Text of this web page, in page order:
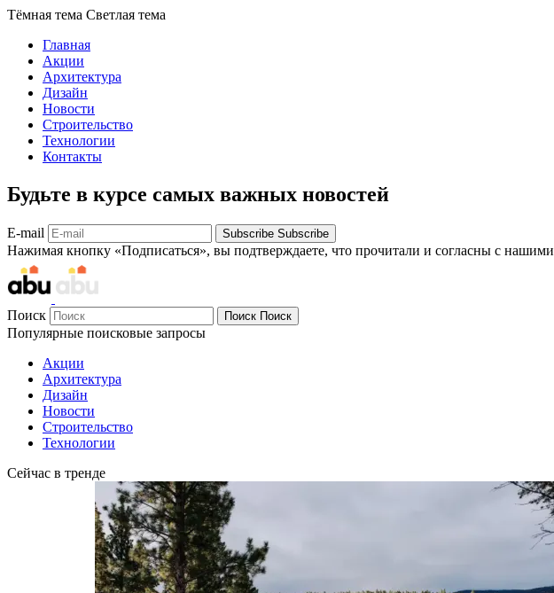
Тёмная тема Светлая тема
Главная
Акции
Архитектура
Дизайн
Новости
Строительство
Технологии
Контакты
Будьте в курсе самых важных новостей
E-mail Subscribe Subscribe
Нажимая кнопку «Подписаться», вы подтверждаете, что прочитали и согласны с нашими
Поиск Поиск Поиск
Популярные поисковые запросы
Акции
Архитектура
Дизайн
Новости
Строительство
Технологии
Сейчас в тренде